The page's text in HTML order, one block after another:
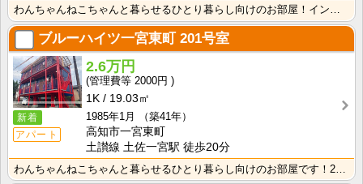
わんちゃんねこちゃんと暮らせるひとり暮らし向けのお部屋！インターネット月額接続使用無料なので、月々の･･･
ブルーハイツ一宮東町201号室
新着
アパート
2.6万円
2000円
1K
19.03㎡
1985年1月
（築41年）
高知市一宮東町
土讃線 土佐一宮駅 徒歩20分